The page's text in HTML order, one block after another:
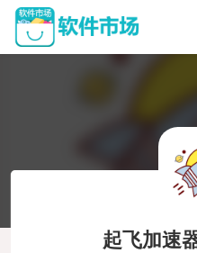
起飞加速